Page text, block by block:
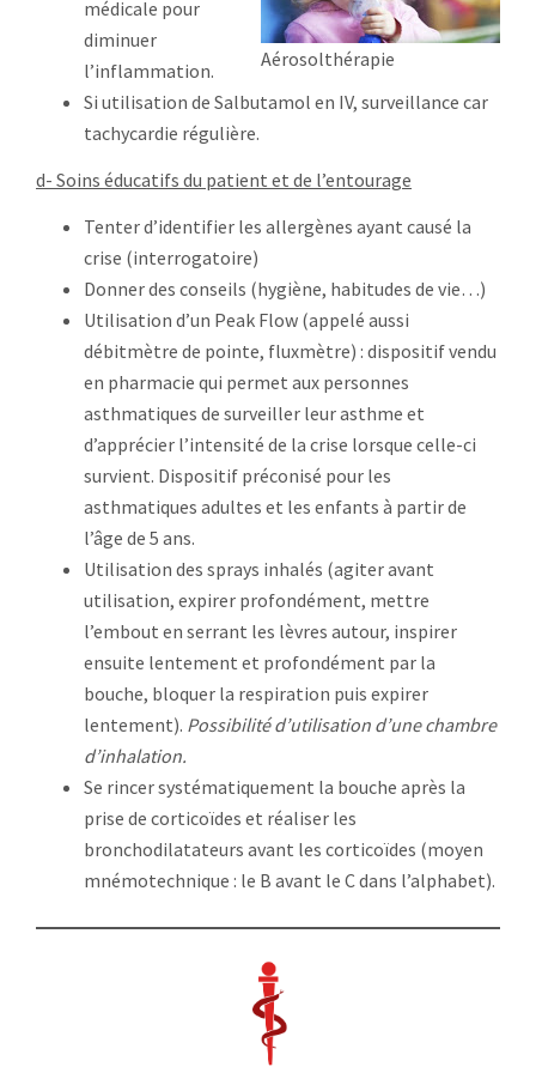
Aérosolthérapie
médicale pour
diminuer
l’inflammation.
Si utilisation de Salbutamol en IV, surveillance car
tachycardie régulière.
d- Soins éducatifs du patient et de l’entourage
Tenter d’identifier les allergènes ayant causé la
crise (interrogatoire)
Donner des conseils (hygiène, habitudes de vie…)
Utilisation d’un Peak Flow (appelé aussi
débitmètre de pointe, fluxmètre) : dispositif vendu
en pharmacie qui permet aux personnes
asthmatiques de surveiller leur asthme et
d’apprécier l’intensité de la crise lorsque celle-ci
survient. Dispositif préconisé pour les
asthmatiques adultes et les enfants à partir de
l’âge de 5 ans.
Utilisation des sprays inhalés (agiter avant
utilisation, expirer profondément, mettre
l’embout en serrant les lèvres autour, inspirer
ensuite lentement et profondément par la
bouche, bloquer la respiration puis expirer
lentement). Possibilité d’utilisation d’une chambre
d’inhalation.
Se rincer systématiquement la bouche après la
prise de corticoïdes et réaliser les
bronchodilatateurs avant les corticoïdes (moyen
mnémotechnique : le B avant le C dans l’alphabet).